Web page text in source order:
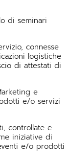
di seminari
connesse
logistiche
di attestati di
e
e/o servizi
controllate e
iniziative di
e/o prodotti